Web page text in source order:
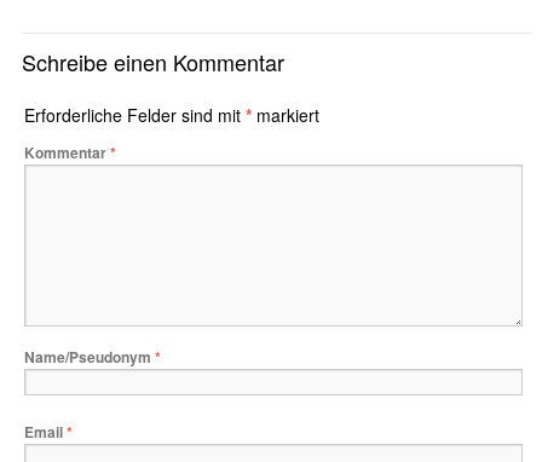
Schreibe einen Kommentar
Erforderliche Felder sind mit * markiert
Kommentar*
Name/Pseudonym *
Email*